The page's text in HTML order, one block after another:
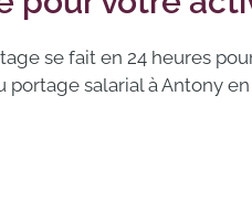
se fait en 24 heures
salarial à Antony